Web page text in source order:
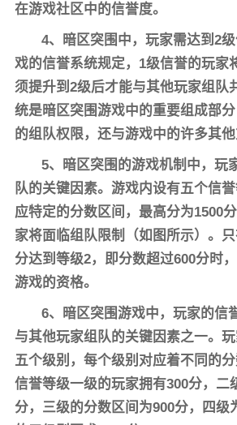
在游戏社区中的信誉度。
4、暗区突围中，玩家需达到2
戏的信誉系统规定，1级信誉的玩家
须提升到2级后才能与其他玩家组队
统是暗区突围游戏中的重要组成部
的组队权限，还与游戏中的许多其他
5、暗区突围的游戏机制中，玩
队的关键因素。游戏内设有五个信
应特定的分数区间，最高分为1500
家将面临组队限制（如图所示）。
分达到等级2，即分数超过600分时
游戏的资格。
6、暗区突围游戏中，玩家的信
与其他玩家组队的关键因素之一。
五个级别，每个级别对应着不同的分
信誉等级一级的玩家拥有300分，二
分，三级的分数区间为900分，四级